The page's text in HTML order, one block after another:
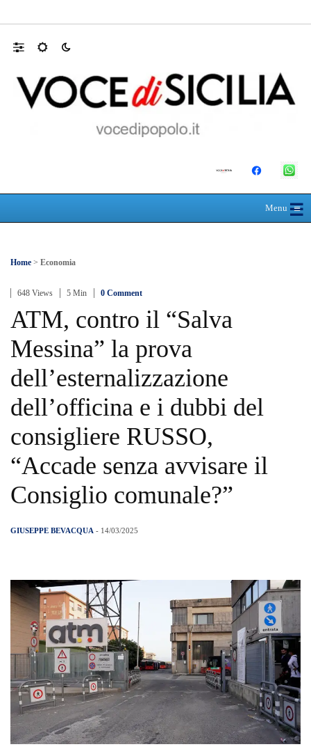
Menu≡
☰
Home > Economia
648 Views 5 Min 0 Comment
ATM, contro il “Salva
Messina” la prova
dell’esternalizzazione
dell’officina e i dubbi del
consigliere RUSSO,
“Accade senza avvisare il
Consiglio comunale?”
GIUSEPPE BEVACQUA - 14/03/2025